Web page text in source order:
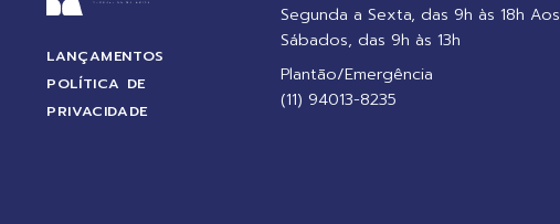
LANÇAMENTOS
POLÍTICA DE
PRIVACIDADE
Segunda a Sexta, das 9h às 18h Aos
Sábados, das 9h às 13h
Plantão/Emergência
(11) 94013-8235